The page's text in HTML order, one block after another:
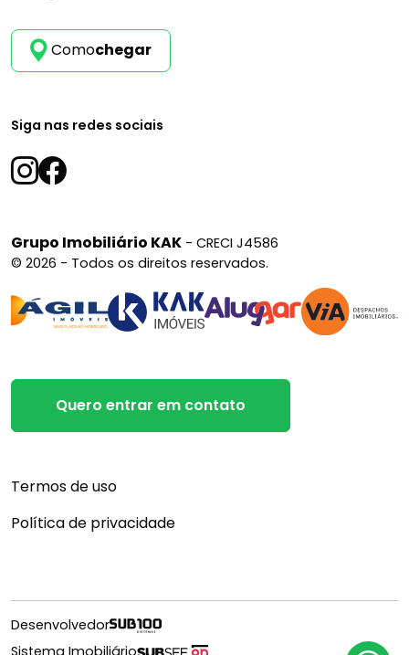
Comochegar
Siga nas redes sociais
Grupo Imobiliário KAK - CRECI J4586
© 2026 - Todos os direitos reservados.
Quero entrar em contato
Termos de uso
Política de privacidade
Desenvolvedor